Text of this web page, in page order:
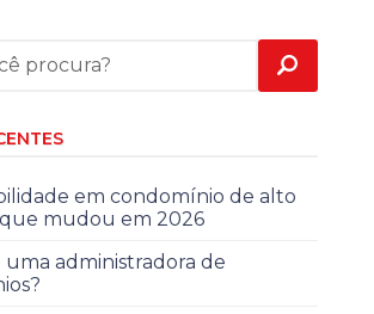
em condomínio de alto
mudou em 2026
administradora de